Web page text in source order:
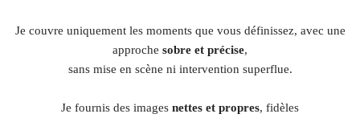
Je couvre uniquement les moments que vous définissez, avec une
approche sobre et précise,
sans mise en scène ni intervention superflue.
Je fournis des images nettes et propres, fidèles